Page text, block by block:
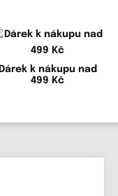
Dárek k nákupu nad
499 Kč